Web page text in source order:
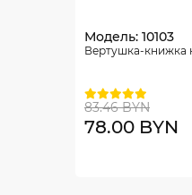
Модель: 10103
Вертушка-книжка
83.46 BYN
78.00 BYN